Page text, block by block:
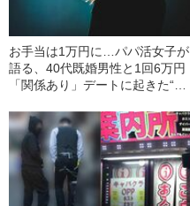
お手当は1万円に…パパ活女子が
語る、40代既婚男性と1回6万円
「関係あり」デートに起きた“劇